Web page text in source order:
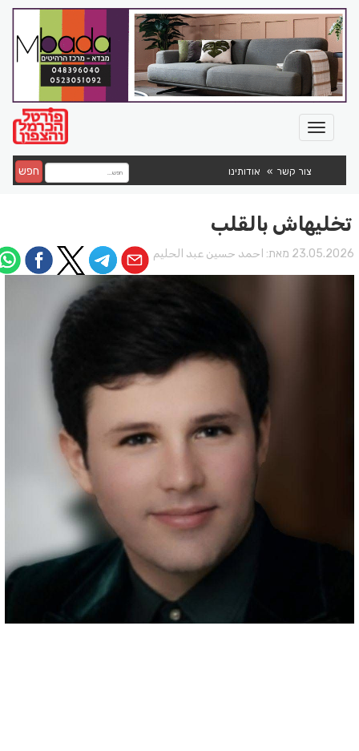
צור קשר אודותינו חפש
تخليهاش بالقلب
מאת: احمد حسين عبد الحليم